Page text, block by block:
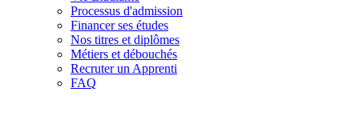
Processus d'admission
Financer ses études
Nos titres et diplômes
Métiers et débouchés
Recruter un Apprenti
FAQ